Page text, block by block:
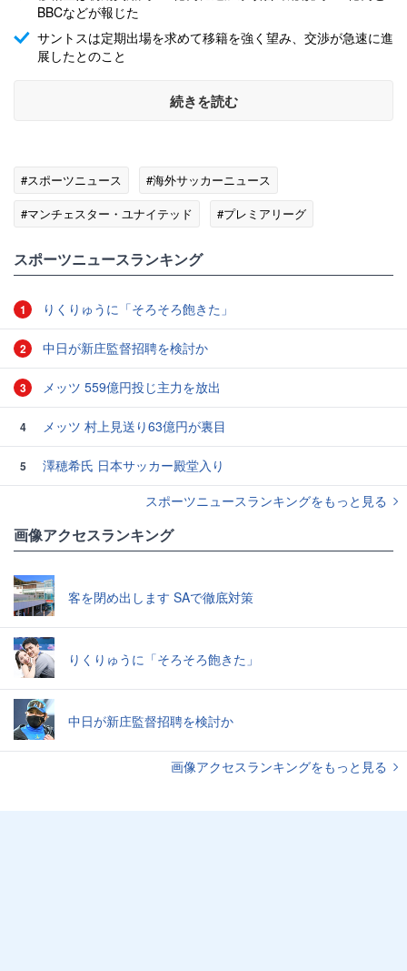
BBCなどが報じた
サントスは定期出場を求めて移籍を強く望み、交渉が急速に進
展したとのこと
続きを読む
#スポーツニュース
#海外サッカーニュース
#マンチェスター・ユナイテッド
#プレミアリーグ
スポーツニュースランキング
1 りくりゅうに「そろそろ飽きた」
2 中日が新庄監督招聘を検討か
3 メッツ 559億円投じ主力を放出
4 メッツ 村上見送り63億円が裏目
5
澤穂希氏 日本サッカー殿堂入り
スポーツニュースランキングをもっと見る
画像アクセスランキング
客を閉め出します SAで徹底対策
りくりゅうに「そろそろ飽きた」
中日が新庄監督招聘を検討か
画像アクセスランキングをもっと見る